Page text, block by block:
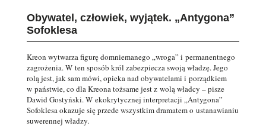
Obywatel, człowiek, wyjątek. „Antygona”
Sofoklesa
Kreon wytwarza figurę domniemanego „wroga” i permanentnego
zagrożenia. W ten sposób król zabezpiecza swoją władzę. Jego
rolą jest, jak sam mówi, opieka nad obywatelami i porządkiem
w państwie, co dla Kreona tożsame jest z wolą władcy – pisze
Dawid Gostyński. W ekokrytycznej interpretacji „Antygona”
Sofoklesa okazuje się przede wszystkim dramatem o ustanawianiu
suwerennej władzy.